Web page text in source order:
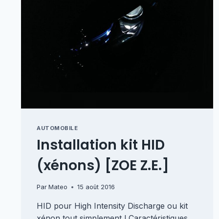
AUTOMOBILE
Installation kit HID
(xénons) [ZOE Z.E.]
Par Mateo 15 août 2016
HID pour High Intensity Discharge ou kit